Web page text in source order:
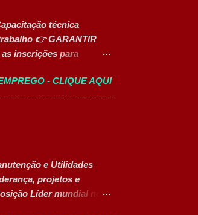
técnica
👉 GARANTIR
inscrições para
do aprendizado prático
ajuda de custo calculada
do aluno
Aperfeiçoamento
(Tarde):
- CLIQUE AQUI
e Utilidades
projetos e
Líder mundial no